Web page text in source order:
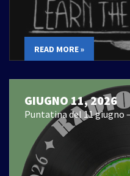
READ MORE »
GIUGNO 11, 2026
Puntatina del 11 giugno